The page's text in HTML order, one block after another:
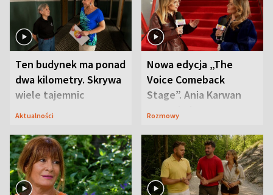
Ten budynek ma ponad
dwa kilometry. Skrywa
wiele tajemnic
Aktualności
Nowa edycja „The
Voice Comeback
Stage”. Ania Karwan
zapowiada
Rozmowy